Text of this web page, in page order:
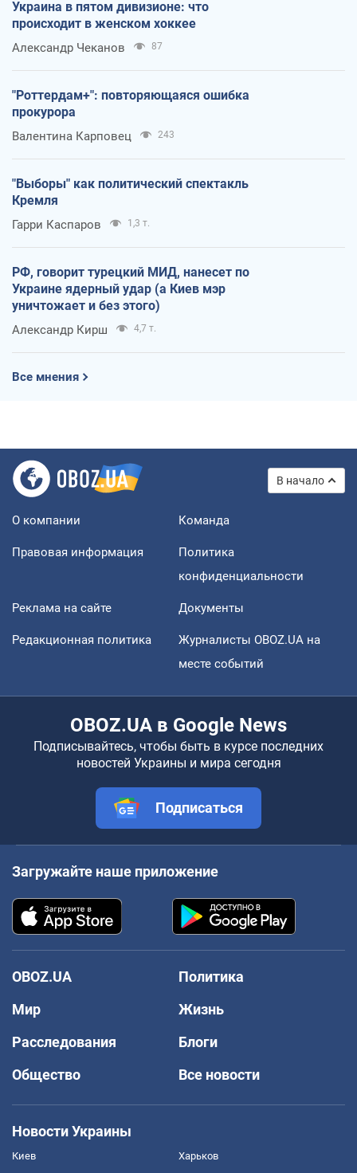
Украина в пятом дивизионе: что
происходит в женском хоккее
Александр Чеканов 87
"Роттердам+": повторяющаяся ошибка
прокурора
Валентина Карповец 243
"Выборы" как политический спектакль
Кремля
Гарри Каспаров 1,3 т.
РФ, говорит турецкий МИД, нанесет по
Украине ядерный удар (а Киев мэр
уничтожает и без этого)
Александр Кирш 4,7 т.
Все мнения
В начало
О компании Команда
Правовая информация
Политика
конфиденциальности
Реклама на сайте Документы
Редакционная политика
Журналисты OBOZ.UA на
месте событий
OBOZ.UA в Google News
Подписывайтесь, чтобы быть в курсе последних
новостей Украины и мира сегодня
Подписаться
Загружайте наше приложение
OBOZ.UA
Политика
Мир
Жизнь
Расследования
Блоги
Общество
Все новости
Новости Украины
Киев Харьков